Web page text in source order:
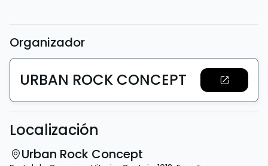
Organizador
URBAN ROCK CONCEPT
Localización
Urban Rock Concept